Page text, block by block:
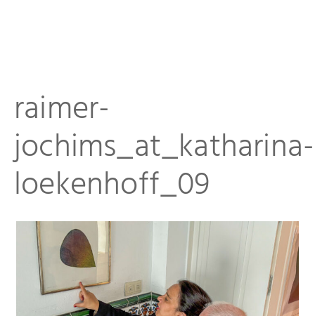
Startseite
Aktuelles
Eliashof
Neuzugänge
Sammlungsobjekte
raimer-
jochims_at_katharina-
loekenhoff_09